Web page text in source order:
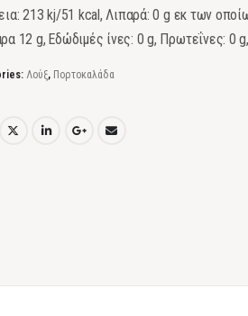
213 kj/51 kcal, Λιπαρά: 0 g εκ των
12 g, Εδώδιμές ίνες: 0 g, Πρωτεΐνες: 0
Λούξ, Πορτοκαλάδα